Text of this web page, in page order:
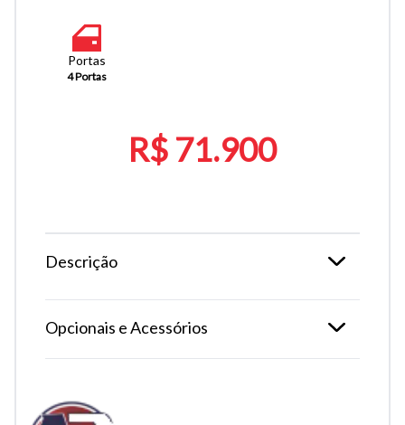
Portas
4 Portas
R$ 71.900
Descrição
Opcionais e Acessórios